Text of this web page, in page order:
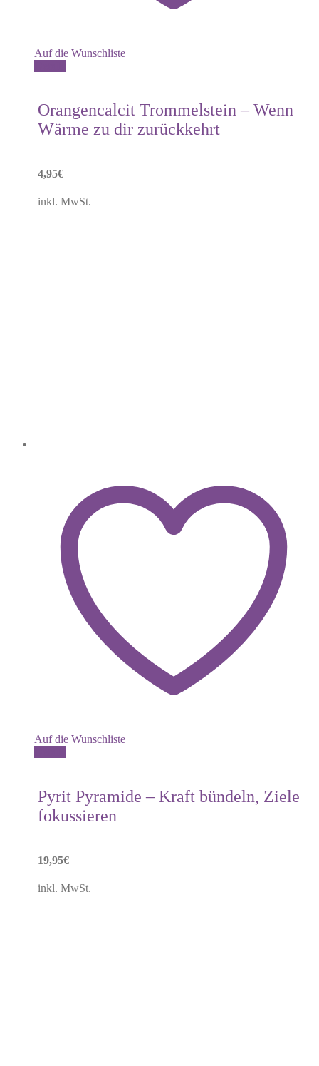
Auf die Wunschliste
Orangencalcit Trommelstein – Wenn
Wärme zu dir zurückkehrt
4,95€
inkl. MwSt.
Auf die Wunschliste
Pyrit Pyramide – Kraft bündeln, Ziele
fokussieren
19,95€
inkl. MwSt.